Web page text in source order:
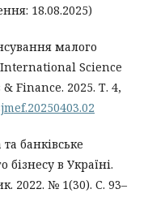
18.08.2025)
малого
International Science
Finance. 2025. Т. 4,
банківське
в Україні.
2022. № 1(30). С. 93–